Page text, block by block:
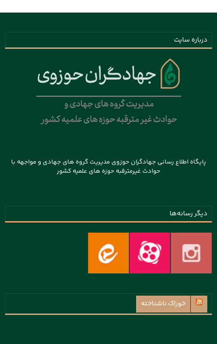
درباره سایت
پایگاه اطلاع رسانی جهادگران حوزوی مدیریت گروه های جهادی و مواجهه با
حوادث غیرمترقبه حوزه های علمیه کشور
دیگر رسانه‌ها
خوراک ناشناخته